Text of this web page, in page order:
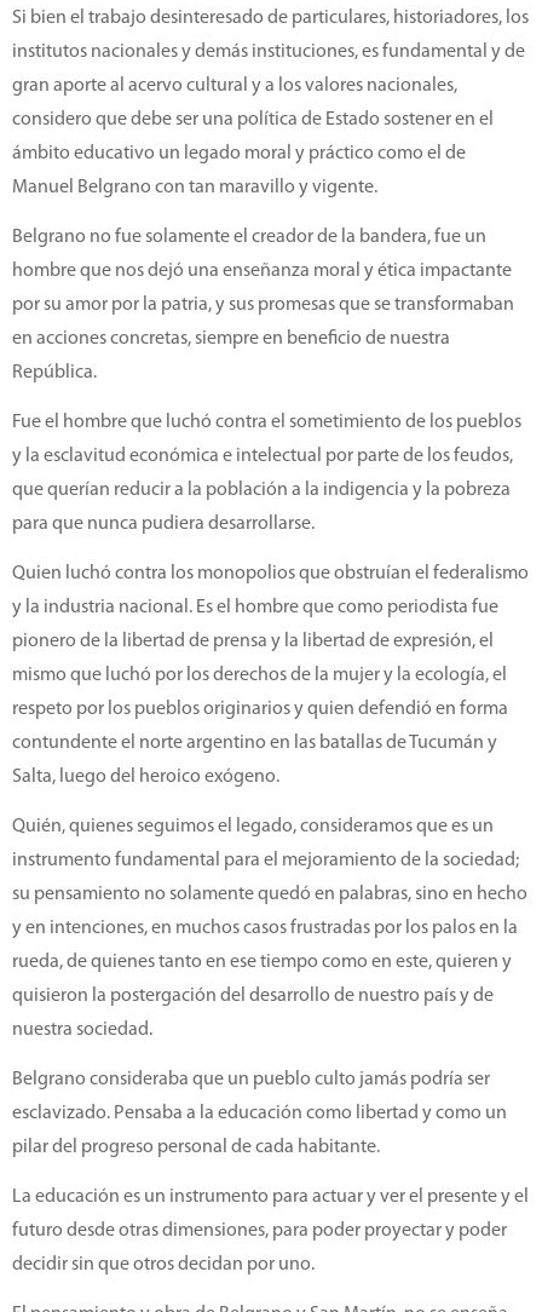
Si bien el trabajo desinteresado de particulares, historiadores, los
institutos nacionales y demás instituciones, es fundamental y de
gran aporte al acervo cultural y a los valores nacionales,
considero que debe ser una política de Estado sostener en el
ámbito educativo un legado moral y práctico como el de
Manuel Belgrano con tan maravillo y vigente.
Belgrano no fue solamente el creador de la bandera, fue un
hombre que nos dejó una enseñanza moral y ética impactante
por su amor por la patria, y sus promesas que se transformaban
en acciones concretas, siempre en beneficio de nuestra
República.
Fue el hombre que luchó contra el sometimiento de los pueblos
y la esclavitud económica e intelectual por parte de los feudos,
que querían reducir a la población a la indigencia y la pobreza
para que nunca pudiera desarrollarse.
Quien luchó contra los monopolios que obstruían el federalismo
y la industria nacional. Es el hombre que como periodista fue
pionero de la libertad de prensa y la libertad de expresión, el
mismo que luchó por los derechos de la mujer y la ecología, el
respeto por los pueblos originarios y quien defendió en forma
contundente el norte argentino en las batallas de Tucumán y
Salta, luego del heroico exógeno.
Quién, quienes seguimos el legado, consideramos que es un
instrumento fundamental para el mejoramiento de la sociedad;
su pensamiento no solamente quedó en palabras, sino en hecho
y en intenciones, en muchos casos frustradas por los palos en la
rueda, de quienes tanto en ese tiempo como en este, quieren y
quisieron la postergación del desarrollo de nuestro país y de
nuestra sociedad.
Belgrano consideraba que un pueblo culto jamás podría ser
esclavizado. Pensaba a la educación como libertad y como un
pilar del progreso personal de cada habitante.
La educación es un instrumento para actuar y ver el presente y el
futuro desde otras dimensiones, para poder proyectar y poder
decidir sin que otros decidan por uno.